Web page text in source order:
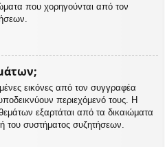
που χορηγούνται από τον
εικόνες από τον συγγραφέα
περιεχόμενό τους. Η
εξαρτάται από τα δικαιώματα
του συστήματος συζητήσεων.